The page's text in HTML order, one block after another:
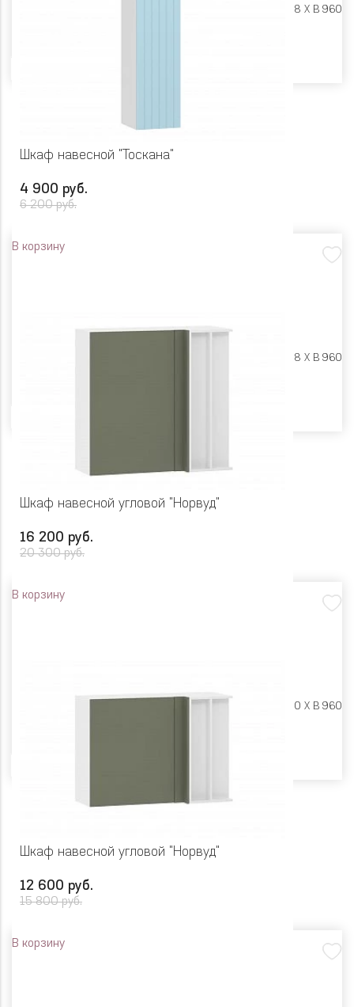
Ш 400 X Г 318 X В 960
Шкаф навесной "Тоскана"
4 900 руб.
6 200 руб.
В корзину
Ш 300 X Г 318 X В 960
Шкаф навесной угловой "Норвуд"
16 200 руб.
20 300 руб.
В корзину
Ш 1000 X Г 400 X В 960
Шкаф навесной угловой "Норвуд"
12 600 руб.
15 800 руб.
В корзину